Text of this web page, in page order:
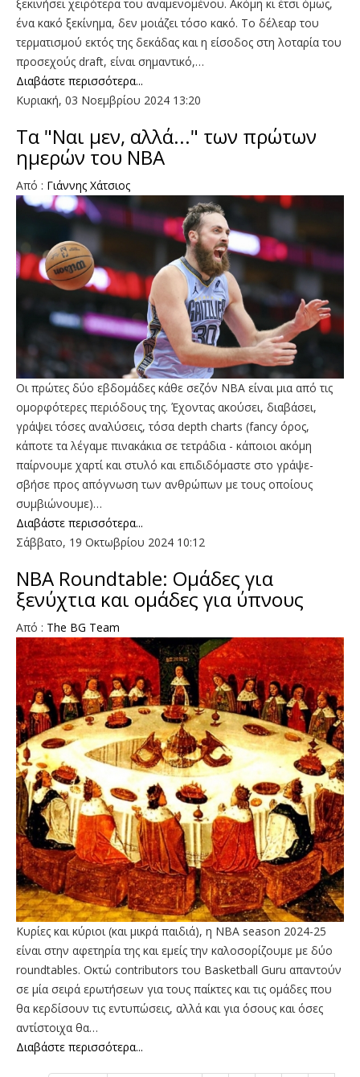
ξεκινήσει χειρότερα του αναμενομένου. Ακόμη κι έτσι όμως,
ένα κακό ξεκίνημα, δεν μοιάζει τόσο κακό. Το δέλεαρ του
τερματισμού εκτός της δεκάδας και η είσοδος στη λοταρία του
προσεχούς draft, είναι σημαντικό,…
Διαβάστε περισσότερα...
Κυριακή, 03 Νοεμβρίου 2024 13:20
Τα "Ναι μεν, αλλά..." των πρώτων
ημερών του ΝΒΑ
Από : Γιάννης Χάτσιος
Οι πρώτες δύο εβδομάδες κάθε σεζόν NBA είναι μια από τις
ομορφότερες περιόδους της. Έχοντας ακούσει, διαβάσει,
γράψει τόσες αναλύσεις, τόσα depth charts (fancy όρος,
κάποτε τα λέγαμε πινακάκια σε τετράδια - κάποιοι ακόμη
παίρνουμε χαρτί και στυλό και επιδιδόμαστε στο γράψε-
σβήσε προς απόγνωση των ανθρώπων με τους οποίους
συμβιώνουμε)…
Διαβάστε περισσότερα...
Σάββατο, 19 Οκτωβρίου 2024 10:12
ΝΒΑ Roundtable: Ομάδες για
ξενύχτια και ομάδες για ύπνους
Aπό : The BG Team
Κυρίες και κύριοι (και μικρά παιδιά), η NBA season 2024-25
είναι στην αφετηρία της και εμείς την καλοσορίζουμε με δύο
roundtables. Οκτώ contributors του Basketball Guru απαντούν
σε μία σειρά ερωτήσεων για τους παίκτες και τις ομάδες που
θα κερδίσουν τις εντυπώσεις, αλλά και για όσους και όσες
αντίστοιχα θα…
Διαβάστε περισσότερα...